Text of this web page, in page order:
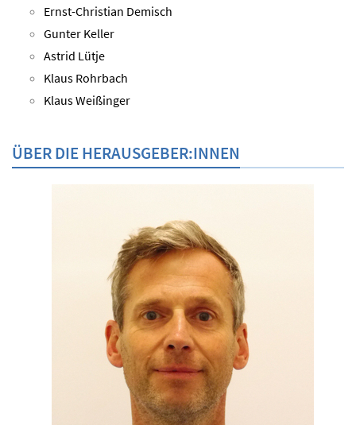
Ernst-Christian Demisch
Gunter Keller
Astrid Lütje
Klaus Rohrbach
Klaus Weißinger
ÜBER DIE HERAUSGEBER:INNEN